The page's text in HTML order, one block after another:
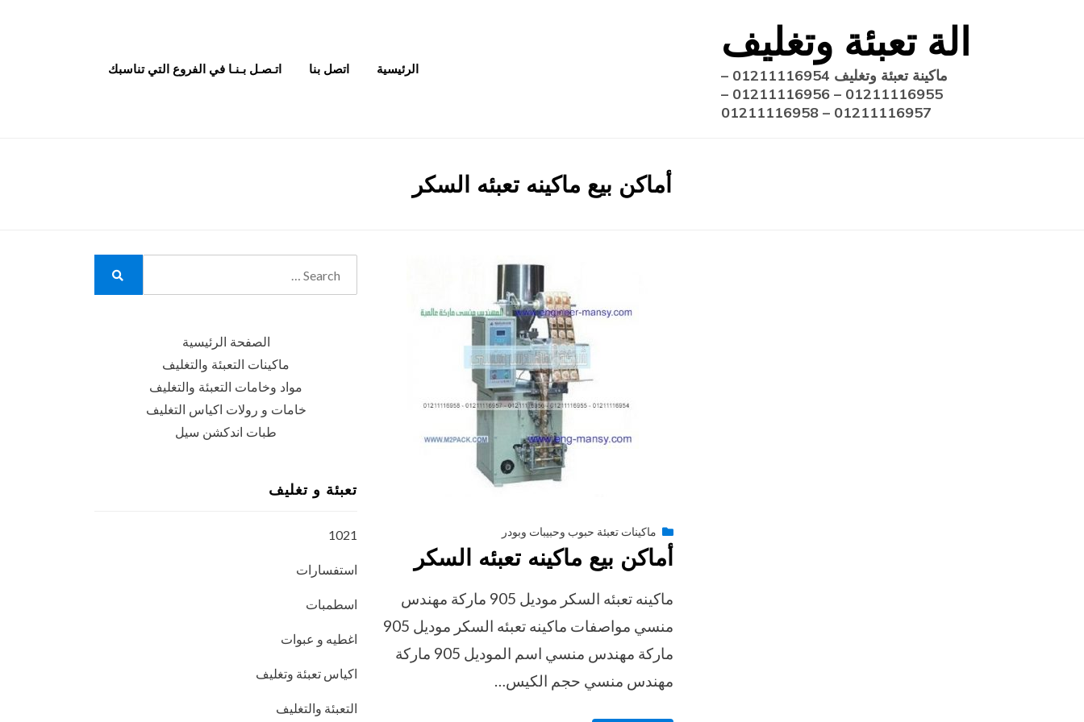
الة تعبئة وتغليف
ماكينة تعبئة وتغليف 01211116954 –
01211116955 – 01211116956 –
01211116957 – 01211116958
الرئيسية اتصل بنا اتـصـل بـنـا في الفروع التي تناسبك
الوسم
:
أماكن بيع ماكينه تعبئه السكر
byengmansyPosted
on
أغسطس 27, 2020
ماكينات تعبئة حبوب وحبيبات وبودر
أماكن بيع ماكينه تعبئه السكر
ماكينه تعبئه السكر موديل 905 ماركة مهندس
منسي مواصفات ماكينه تعبئه السكر موديل 905
ماركة مهندس منسي اسم الموديل 905 ماركة
مهندس منسي حجم الكيس…
الصفحة الرئيسية
ماكينات التعبئة والتغليف
مواد وخامات التعبئة والتغليف
خامات و رولات اكياس التغليف
طبات اندكشن سيل
تعبئة و تغليف
1021
استفسارات
اسطمبات
اغطيه و عبوات
اكياس تعبئة وتغليف
التعبئة والتغليف